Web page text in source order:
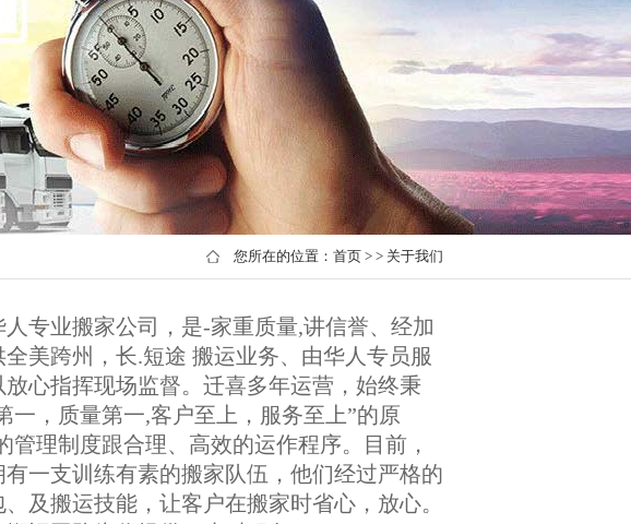
您所在的位置： 首页 > > 关于我们
专业搬家公司，是-家重质量,讲信誉、经加
美跨州，长.短途 搬运业务、由华人专员服
心指挥现场监督。迁喜多年运营，始终秉
一，质量第一,客户至上，服务至上”的原
理制度跟合理、高效的运作程序。目前，
一支训练有素的搬家队伍，他们经过严格的
及搬运技能，让客户在搬家时省心，放心。